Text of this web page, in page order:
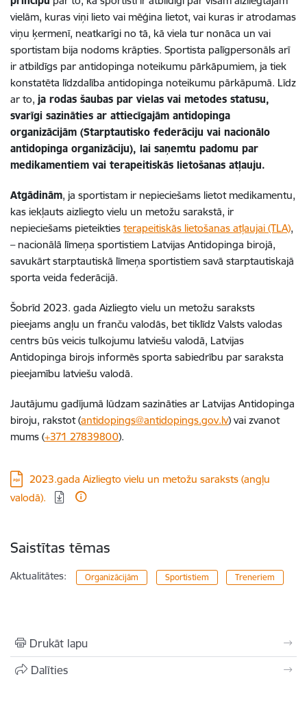
vielām, kuras viņi lieto vai mēģina lietot, vai kuras ir atrodamas
viņu ķermenī, neatkarīgi no tā, kā viela tur nonāca un vai
sportistam bija nodoms krāpties. Sportista palīgpersonāls arī
ir atbildīgs par antidopinga noteikumu pārkāpumiem, ja tiek
konstatēta līdzdalība antidopinga noteikumu pārkāpumā. Līdz
ar to, ja rodas šaubas par vielas vai metodes statusu,
svarīgi sazināties ar attiecīgajām antidopinga
organizācijām (Starptautisko federāciju vai nacionālo
antidopinga organizāciju), lai saņemtu padomu par
medikamentiem vai terapeitiskās lietošanas atļauju.
Atgādinām, ja sportistam ir nepieciešams lietot medikamentu,
kas iekļauts aizliegto vielu un metožu sarakstā, ir
nepieciešams pieteikties terapeitiskās lietošanas atļaujai (TLA),
– nacionālā līmeņa sportistiem Latvijas Antidopinga birojā,
savukārt starptautiskā līmeņa sportistiem savā starptautiskajā
sporta veida federācijā.
Šobrīd 2023. gada Aizliegto vielu un metožu saraksts
pieejams angļu un franču valodās, bet tiklīdz Valsts valodas
centrs būs veicis tulkojumu latviešu valodā, Latvijas
Antidopinga birojs informēs sporta sabiedrību par saraksta
pieejamību latviešu valodā.
Jautājumu gadījumā lūdzam sazināties ar Latvijas Antidopinga
biroju, rakstot (antidopings@antidopings.gov.lv) vai zvanot
mums (+371 27839800).
Lejupielādēt:
2023.gada Aizliegto vielu un metožu saraksts (angļu
valodā).
Saistītas tēmas
Aktualitātes: Organizācijām Sportistiem Treneriem
Drukāt lapu
Dalīties